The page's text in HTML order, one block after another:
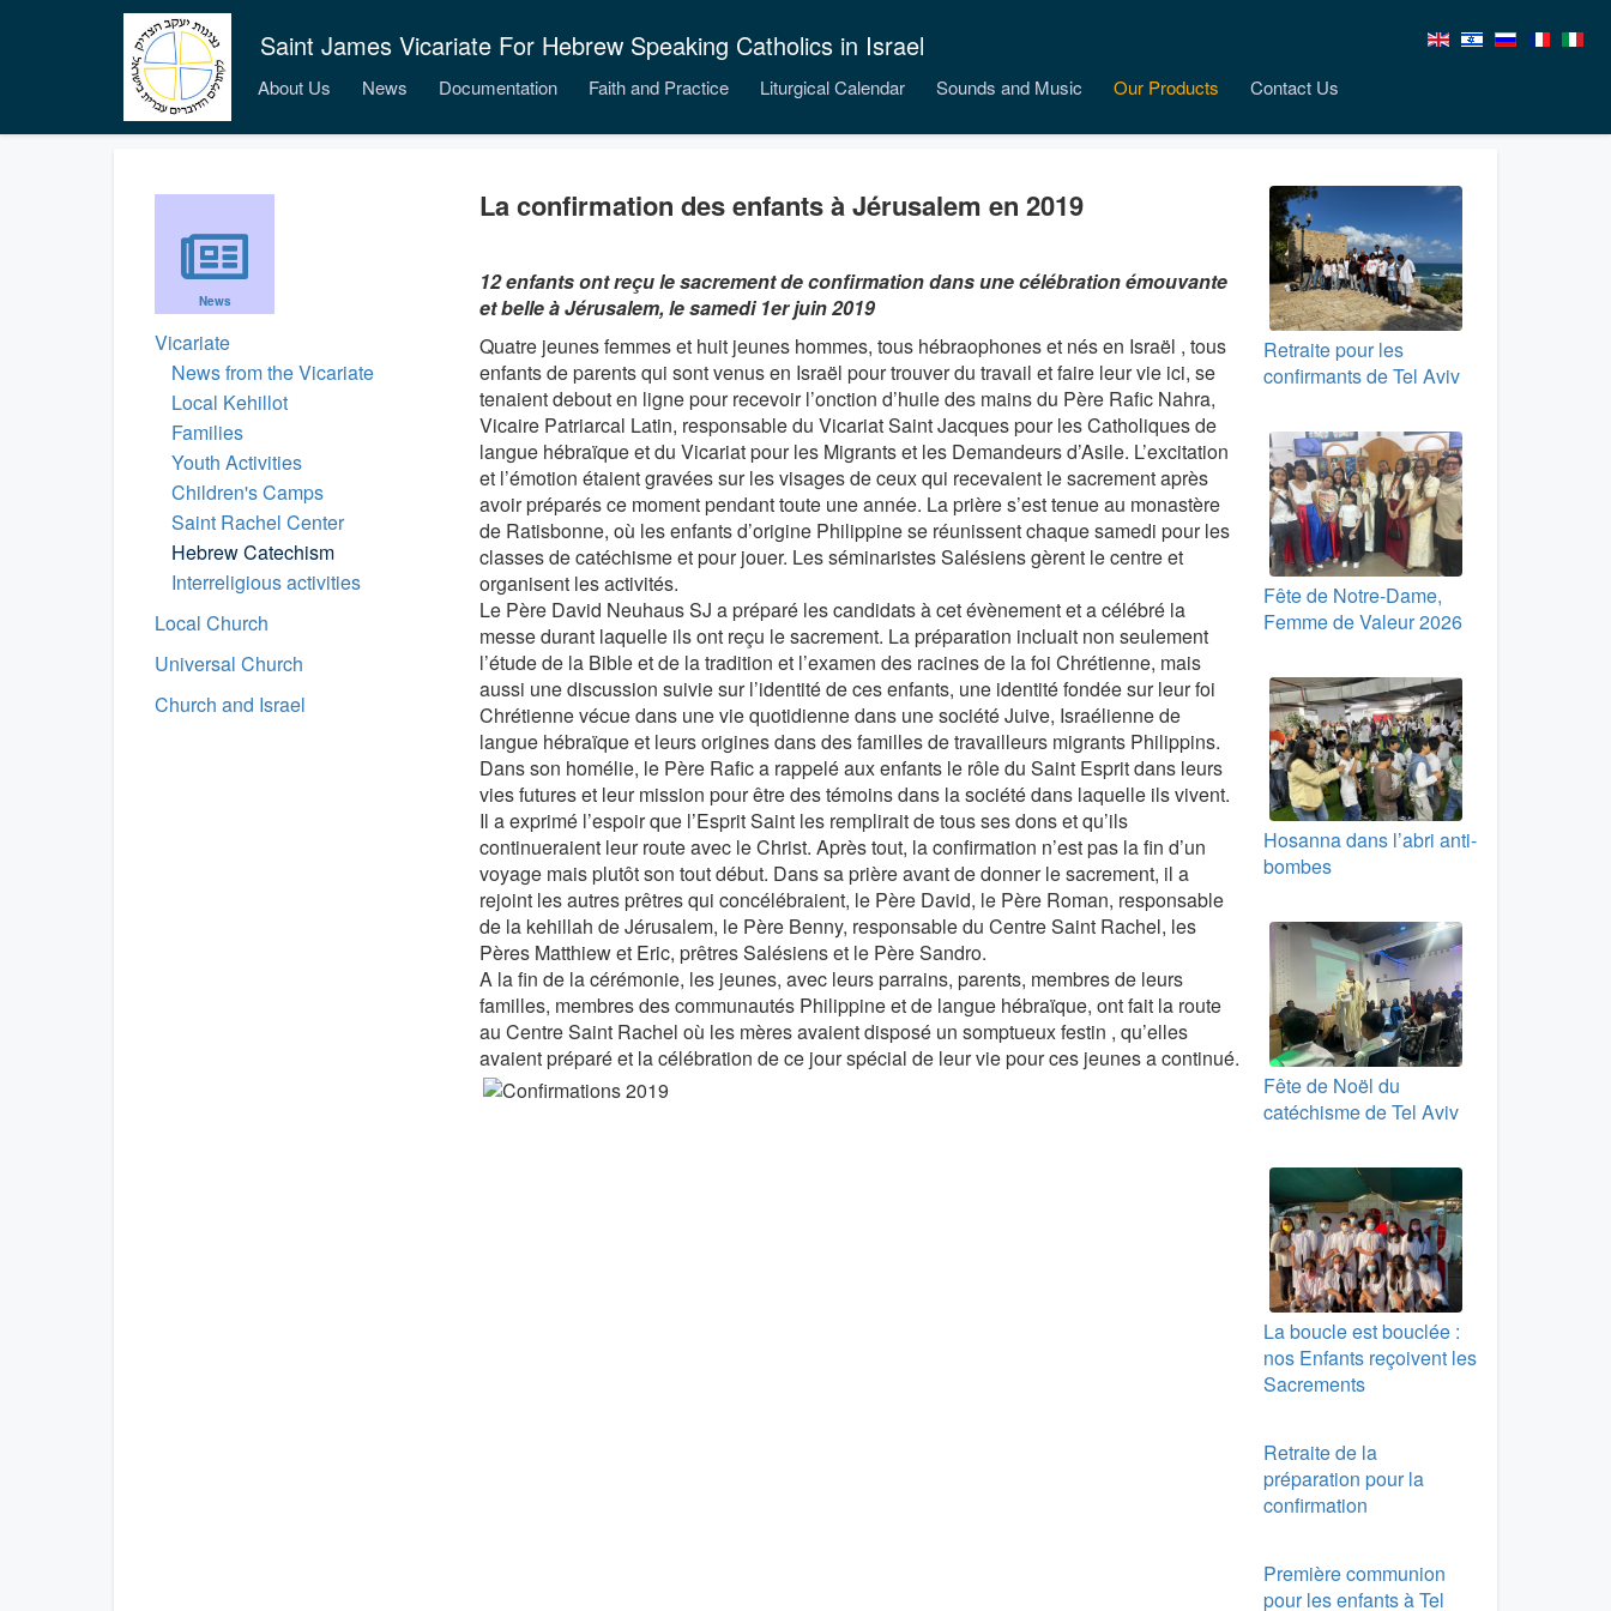
Saint James Vicariate For Hebrew Speaking Catholics in Israel
About Us News Documentation Faith and Practice Liturgical Calendar Sounds and Music Our Products Contact Us
News
Vicariate
News from the Vicariate
Local Kehillot
Families
Youth Activities
Children's Camps
Saint Rachel Center
Hebrew Catechism
Interreligious activities
Local Church
Universal Church
Church and Israel
La confirmation des enfants à Jérusalem en 2019
12 enfants ont reçu le sacrement de confirmation dans une célébration émouvante
et belle à Jérusalem, le samedi 1er juin 2019
Quatre jeunes femmes et huit jeunes hommes, tous hébraophones et nés en Israël , tous
enfants de parents qui sont venus en Israël pour trouver du travail et faire leur vie ici, se
tenaient debout en ligne pour recevoir l’onction d’huile des mains du Père Rafic Nahra,
Vicaire Patriarcal Latin, responsable du Vicariat Saint Jacques pour les Catholiques de
langue hébraïque et du Vicariat pour les Migrants et les Demandeurs d’Asile. L’excitation
et l’émotion étaient gravées sur les visages de ceux qui recevaient le sacrement après
avoir préparés ce moment pendant toute une année. La prière s’est tenue au monastère
de Ratisbonne, où les enfants d’origine Philippine se réunissent chaque samedi pour les
classes de catéchisme et pour jouer. Les séminaristes Salésiens gèrent le centre et
organisent les activités.
Le Père David Neuhaus SJ a préparé les candidats à cet évènement et a célébré la
messe durant laquelle ils ont reçu le sacrement. La préparation incluait non seulement
l’étude de la Bible et de la tradition et l’examen des racines de la foi Chrétienne, mais
aussi une discussion suivie sur l’identité de ces enfants, une identité fondée sur leur foi
Chrétienne vécue dans une vie quotidienne dans une société Juive, Israélienne de
langue hébraïque et leurs origines dans des familles de travailleurs migrants Philippins.
Dans son homélie, le Père Rafic a rappelé aux enfants le rôle du Saint Esprit dans leurs
vies futures et leur mission pour être des témoins dans la société dans laquelle ils vivent.
Il a exprimé l’espoir que l’Esprit Saint les remplirait de tous ses dons et qu’ils
continueraient leur route avec le Christ. Après tout, la confirmation n’est pas la fin d’un
voyage mais plutôt son tout début. Dans sa prière avant de donner le sacrement, il a
rejoint les autres prêtres qui concélébraient, le Père David, le Père Roman, responsable
de la kehillah de Jérusalem, le Père Benny, responsable du Centre Saint Rachel, les
Pères Matthiew et Eric, prêtres Salésiens et le Père Sandro.
A la fin de la cérémonie, les jeunes, avec leurs parrains, parents, membres de leurs
familles, membres des communautés Philippine et de langue hébraïque, ont fait la route
au Centre Saint Rachel où les mères avaient disposé un somptueux festin , qu’elles
avaient préparé et la célébration de ce jour spécial de leur vie pour ces jeunes a continué.
Retraite pour les
confirmants de Tel Aviv
Fête de Notre-Dame,
Femme de Valeur 2026
Hosanna dans l’abri anti-
bombes
Fête de Noël du
catéchisme de Tel Aviv
La boucle est bouclée :
nos Enfants reçoivent les
Sacrements
Retraite de la
préparation pour la
confirmation
Première communion
pour les enfants à Tel